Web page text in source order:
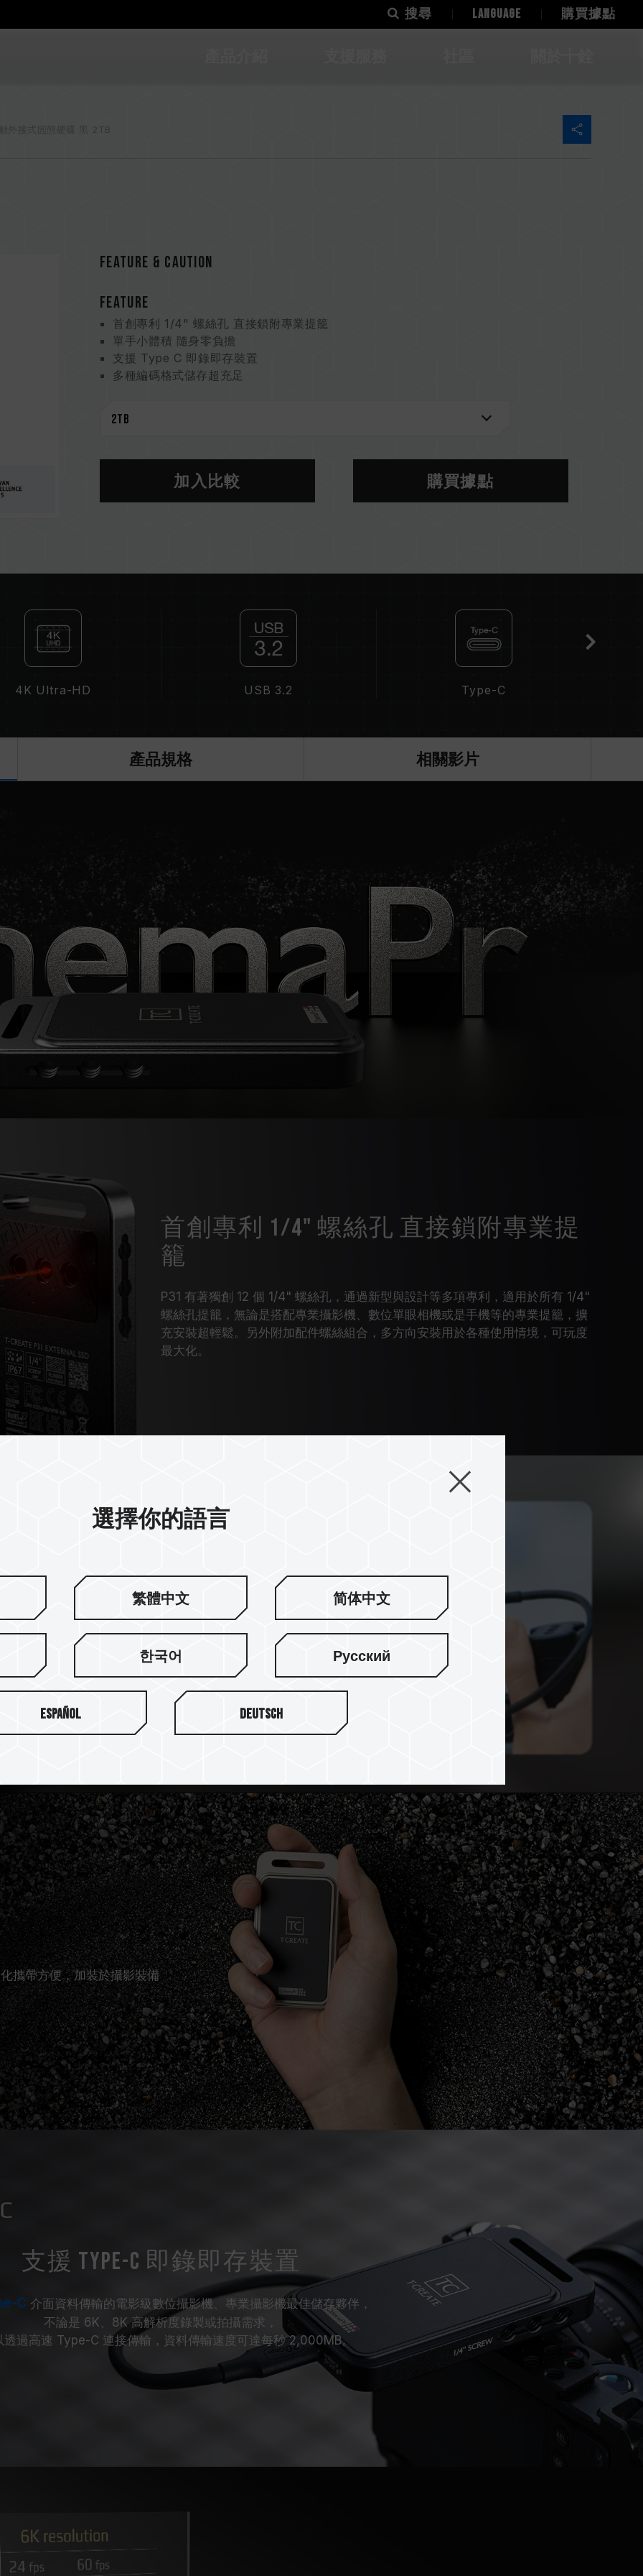
搜尋 LANGUAGE 購買據點
FEATURE & CAUTION
FEATURE
首創專利 1/4" 螺絲孔 直接鎖附專業提籠
單手小體積 隨身零負擔
支援 Type C 即錄即存裝置
多種編碼格式儲存超充足
低碳包裝 使用超過 95% 紙材
台灣新型專利（證書號：M625132）
支架用螺絲孔專利加入比較 購買據點
4K Ultra-HD USB 3.2 Type-C
產品規格 相關影片
首創專利 1/4" 螺絲孔 直接鎖附專業提
籠
P31 有著獨創 12 個 1/4" 螺絲孔，通過新型與設計等多項專利，適用於所有 1/4"
螺絲孔提籠，無論是搭配專業攝影機、數位單眼相機或是手機等的專業提籠，擴
充安裝超輕鬆。另外附加配件螺絲組合，多方向安裝用於各種使用情境，可玩度
最大化。
攜帶方便，加裝於攝影裝備
支援 Type-C 即錄即存裝置
C介面資料傳輸的電影級數位攝影機、專業攝影機最佳儲存夥伴，
不論是 6K、8K 高解析度錄製或拍攝需求，
透過高速 Type-C 連接傳輸，資料傳輸速度可達每秒 2,000MB。
選擇你的語言
繁體中文 简体中文
한국어 Русский
Español Deutsch